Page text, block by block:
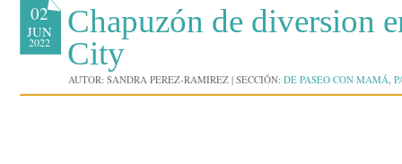
02
JUN
2022
Chapuzón de diversion
City
AUTOR: SANDRA PEREZ-RAMIREZ | SECCIÓN: DE PASEO CON MAMÁ